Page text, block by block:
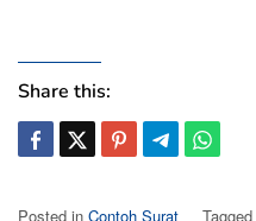
Share this:
Posted in Contoh Surat Tagged